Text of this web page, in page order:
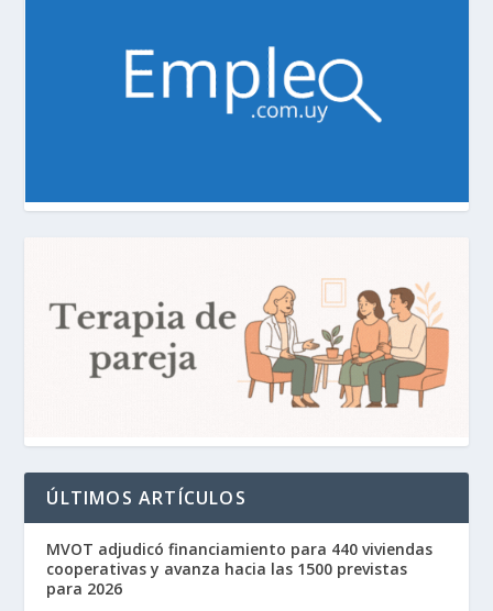
ÚLTIMOS ARTÍCULOS
MVOT adjudicó financiamiento para 440 viviendas
cooperativas y avanza hacia las 1500 previstas
para 2026